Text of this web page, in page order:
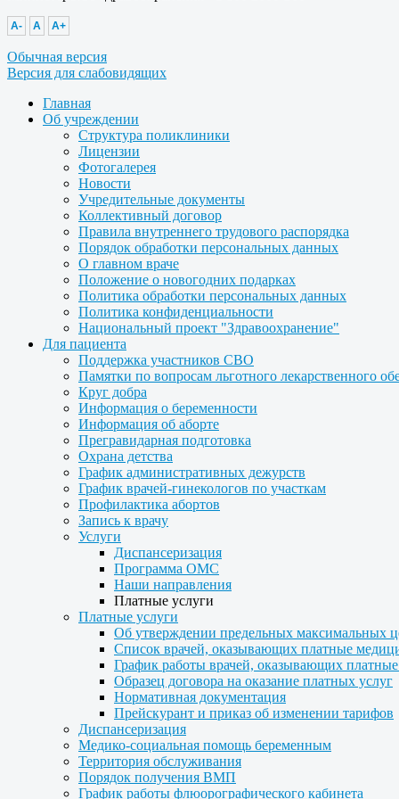
A- A A+
Обычная версия
Версия для слабовидящих
Главная
Об учреждении
Структура поликлиники
Лицензии
Фотогалерея
Новости
Учредительные документы
Коллективный договор
Правила внутреннего трудового распорядка
Порядок обработки персональных данных
О главном враче
Положение о новогодних подарках
Политика обработки персональных данных
Политика конфиденциальности
Национальный проект "Здравоохранение"
Для пациента
Поддержка участников СВО
Памятки по вопросам льготного лекарственного
Круг добра
Информация о беременности
Информация об аборте
Прегравидарная подготовка
Охрана детства
График административных дежурств
График врачей-гинекологов по участкам
Профилактика абортов
Запись к врачу
Услуги
Диспансеризация
Программа ОМС
Наши направления
Платные услуги
Платные услуги
Об утверждении предельных максимальных
Список врачей, оказывающих платные
График работы врачей, оказывающих
Образец договора на оказание платных услуг
Нормативная документация
Прейскурант и приказ об изменении тарифов
Диспансеризация
Медико-социальная помощь беременным
Территория обслуживания
Порядок получения ВМП
График работы флюорографического кабинета